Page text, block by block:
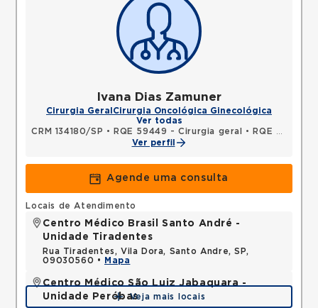
Ivana Dias Zamuner
Cirurgia Geral Cirurgia Oncológica Ginecológica
Ver todas
CRM 134180/SP • RQE 59449 - Cirurgia geral •
RQE 59450 - Cancerologia/cancerologia cirúrgica
Ver perfil
Agende uma consulta
Locais de Atendimento
Centro Médico Brasil Santo André -
Unidade Tiradentes
Rua Tiradentes, Vila Dora, Santo Andre, SP,
09030560 •
Mapa
Centro Médico São Luiz Jabaquara -
Unidade PeróbasVeja mais locais